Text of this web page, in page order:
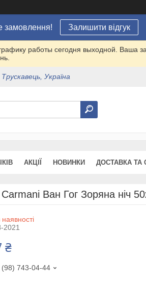
замовлення! Залишити відгук
работы сегодня выходной. Ваша
Україна
АКЦІЇ НОВИНКИ ДОСТАВКА ТА
Ван Гог Зоряна ніч
2021
₴
(98) 743-04-44